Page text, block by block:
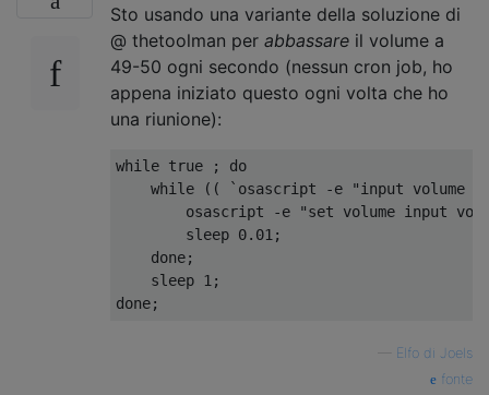
Sto usando una variante della soluzione di
@ thetoolman per abbassare il volume a
49-50 ogni secondo (nessun cron job, ho
appena iniziato questo ogni volta che ho
una riunione):
while true ; do
while (( `osascript -e "input volume
osascript -e "set volume input
        sleep 0.01;
    done;
    sleep 1;
Elfo di Joels
fonte